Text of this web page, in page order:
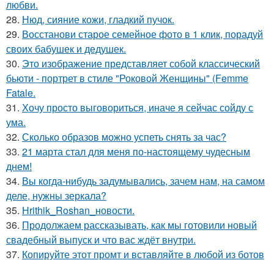
любви.
28. Нюд, сияние кожи, гладкий пучок.
29. Восстанови старое семейное фото в 1 клик, порадуй
своих бабушек и дедушек.
30. Это изображение представляет собой классический
бьюти - портрет в стиле "Роковой Женщины" (Femme
Fatale.
31. Хочу просто выговориться, иначе я сейчас сойду с
ума.
32. Сколько образов можно успеть снять за час?
33. 21 марта стал для меня по-настоящему чудесным
днем!
34. Вы когда-нибудь задумывались, зачем нам, на самом
деле, нужны зеркала?
35. Hrithik_Roshan_новости.
36. Продолжаем рассказывать, как мы готовили новый
свадебный выпуск и что вас ждёт внутри.
37. Копируйте этот промт и вставляйте в любой из ботов